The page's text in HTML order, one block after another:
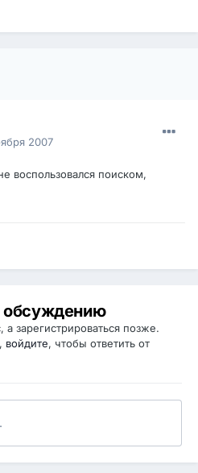
2007
воспользовался поиском,
обсуждению
зарегистрироваться позже.
войдите, чтобы ответить от